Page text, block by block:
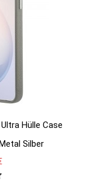
Hülle Case
Silber